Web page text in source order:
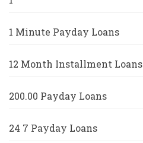
1 Minute Payday Loans
12 Month Installment Loans
200.00 Payday Loans
24 7 Payday Loans